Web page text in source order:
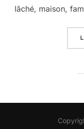
lâché, maison,